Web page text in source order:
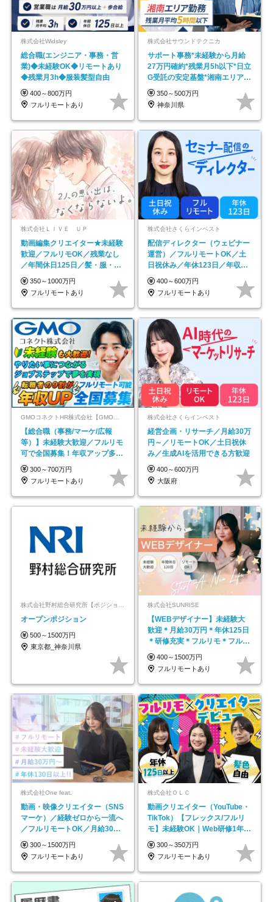
株式会社Widsley
総合職(エンジニア・事務・営
業)◆未経験OK◆リモートあり
◆残業月3h◆服装髪型自由
400～800万円
フルリモートあり
株式会社サウンドテクニカ
サポート事務*未経験から月給
27万円確約*残業月5h以下*日立
G受託の安定基盤*湘南エリア勤
務
350～500万円
神奈川県
株式会社ＬＩＶＥ ＵＰ
動画編集クリエイター★未経験
歓迎／フルリモOK／残業なし
／年間休日125日／髪・服・ネ
イル自由／研修充実で安心
350～1000万円
フルリモートあり
株式会社さくらインベスト
配信ディレクター（ウェビナー
運営）／フルリモートOK／土
日祝休み／年休123日／年収
600万円可
400～600万円
フルリモートあり
GMOコネクトHR株式会社【GMOインターネットグループ】
【総合職（事務/マーケ/広報
等）】未経験大歓迎／フルリモ
可で全国募集！年収アップ多数
★年休最大130日★
300～700万円
フルリモートあり
株式会社さくらインベスト
経営企画・リサーチ／月給30万
円～／リモートOK／土日祝休
み／生成AIを活用できる方歓迎
400～600万円
大阪府
オープンポジション
500～1500万円
東京都_神奈川県
株式会社SUNRISE
【WEBデザイナー】未経験大
歓迎＊月給30万円＊年休125日
＊研修充実＊フルリモ＊フルフ
レックス＊
400～1500万円
フルリモートあり
株式会社One feat.
動画・映像クリエイター（SNS
マーケ）／経験ゼロから一流へ
／フルリモートOK／月給30万
円～／年休130日以上
300～1500万円
フルリモートあり
株式会社ＯＬＣ
動画クリエイター（YouTube・
TikTok）【フレックス/フルリ
モ】未経験OK｜Web研修1年間
｜副業OK
300～350万円
フルリモートあり